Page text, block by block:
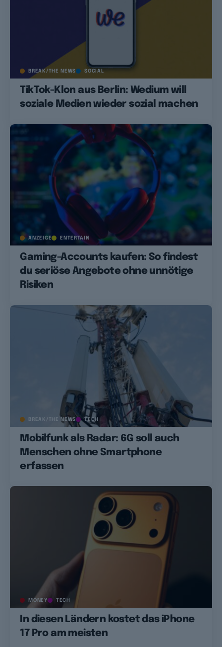
BREAK/THE NEWS SOCIAL
TikTok-Klon aus Berlin: Wedium will
soziale Medien wieder sozial machen
ANZEIGE ENTERTAIN
Gaming-Accounts kaufen: So findest
du seriöse Angebote ohne unnötige
Risiken
BREAK/THE NEWS TECH
Mobilfunk als Radar: 6G soll auch
Menschen ohne Smartphone
erfassen
MONEY TECH
In diesen Ländern kostet das iPhone
17 Pro am meisten